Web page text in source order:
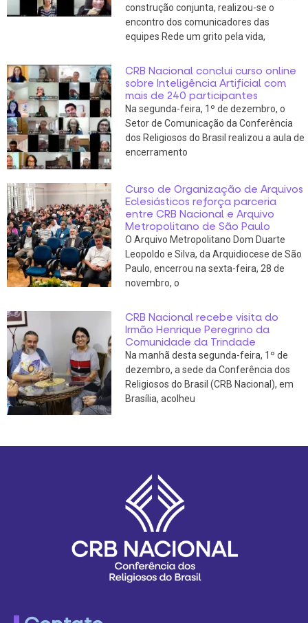
construção conjunta, realizou-se o
encontro dos comunicadores das
equipes Rede um grito pela vida,
CRB Nacional conclui curso online
sobre Inteligência Artificial com
mais de 240 participantes
Na segunda-feira, 1º de dezembro, o
Setor de Comunicação da Conferência
dos Religiosos do Brasil realizou a aula de
encerramento
Curso de Organização de Arquivos
Eclesiásticos reforça parceria
entre CRB Nacional e Arquivo
Metropolitano de São Paulo
O Arquivo Metropolitano Dom Duarte
Leopoldo e Silva, da Arquidiocese de São
Paulo, encerrou na sexta-feira, 28 de
novembro, o
CRB Nacional recebe visita do
Irmão Henrique Peregrino da
Comunidade da Trindade
Na manhã desta segunda-feira, 1º de
dezembro, a sede da Conferência dos
Religiosos do Brasil (CRB Nacional), em
Brasília, acolheu